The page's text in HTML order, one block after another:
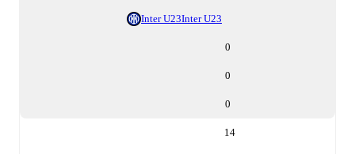
Inter U23Inter U23
0
0
0
14